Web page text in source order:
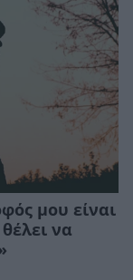
μου είναι
να